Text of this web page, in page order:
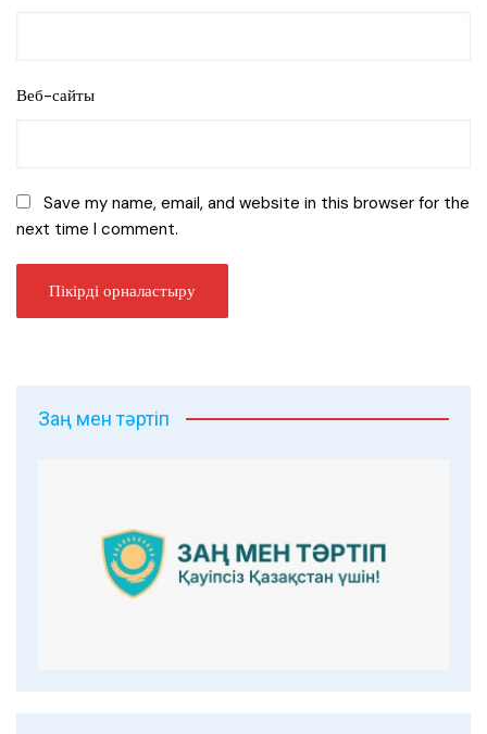
Веб-сайты
Save my name, email, and website in this browser for the
next time I comment.
Заң мен тәртіп